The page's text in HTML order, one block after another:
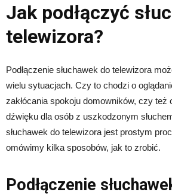
Jak podłączyć
telewizora?
Podłączenie słuchawek do telewizora
wielu sytuacjach. Czy to chodzi o
zakłócania spokoju domowników, czy też
dźwięku dla osób z uszkodzonym
słuchawek do telewizora jest prostym
omówimy kilka sposobów, jak to zrobić.
Podłączenie